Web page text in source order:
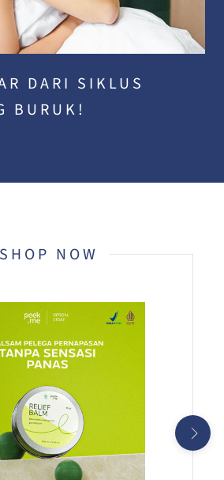
DARI SIKLUS
BURUK!
SHOP NOW